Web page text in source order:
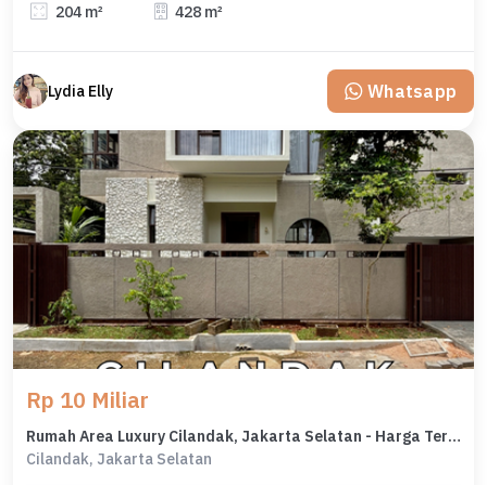
204 m² 428 m²
Lydia Elly Whatsapp
Rp 10 Miliar
Rumah Area Luxury Cilandak, Jakarta Selatan - Harga Terbaik 10 Miliar
Cilandak, Jakarta Selatan